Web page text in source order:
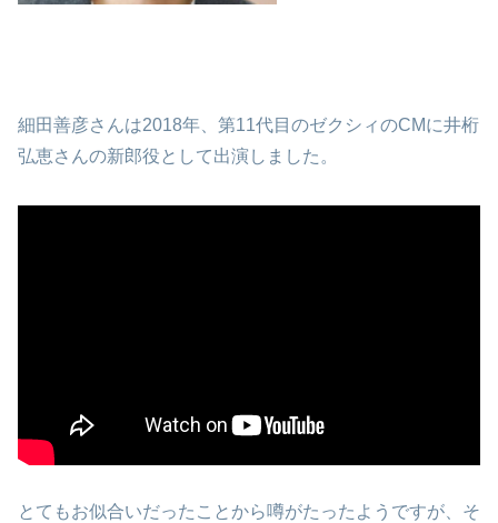
細田善彦さんは2018年、第11代目のゼクシィのCMに井桁
弘恵さんの新郎役として出演しました。
とてもお似合いだったことから噂がたったようですが、そ